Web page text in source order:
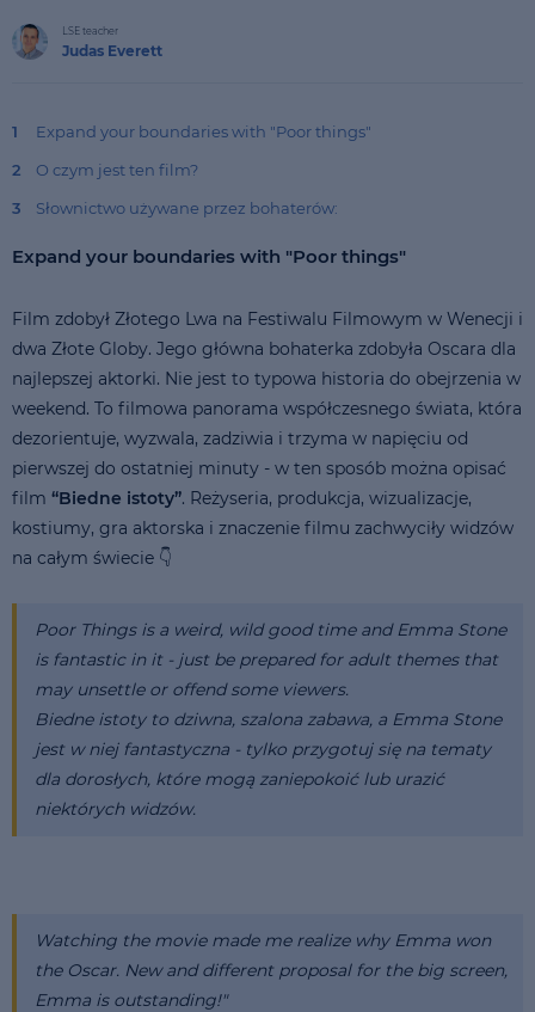
LSE teacher
Judas Everett
1
Expand your boundaries with "Poor things"
2
O czym jest ten film?
3
Słownictwo używane przez bohaterów:
Expand your boundaries with "Poor things"
Film zdobył Złotego Lwa na Festiwalu Filmowym w Wenecji i
dwa Złote Globy. Jego główna bohaterka zdobyła Oscara dla
najlepszej aktorki. Nie jest to typowa historia do obejrzenia w
weekend. To filmowa panorama współczesnego świata, która
dezorientuje, wyzwala, zadziwia i trzyma w napięciu od
pierwszej do ostatniej minuty - w ten sposób można opisać
film “Biedne istoty”. Reżyseria, produkcja, wizualizacje,
kostiumy, gra aktorska i znaczenie filmu zachwyciły widzów
na całym świecie 👇
Poor Things is a weird, wild good time and Emma Stone
is fantastic in it - just be prepared for adult themes that
may unsettle or offend some viewers.
Biedne istoty to dziwna, szalona zabawa, a Emma Stone
jest w niej fantastyczna - tylko przygotuj się na tematy
dla dorosłych, które mogą zaniepokoić lub urazić
niektórych widzów.
Watching the movie made me realize why Emma won
the Oscar. New and different proposal for the big screen,
Emma is outstanding!"